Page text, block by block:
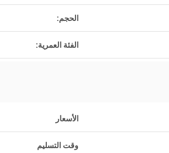
الحجم:
الفئة العمرية:
الأسعار
وقت التسليم